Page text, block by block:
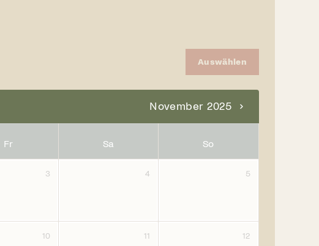
Auswählen
November 2025
Fr Sa So
3 4 5
10 11 12